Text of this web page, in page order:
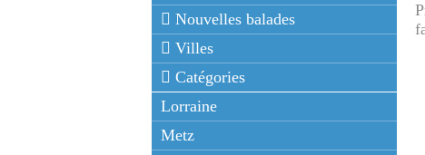
Nouvelles balades
Villes
Catégories
Lorraine
Metz